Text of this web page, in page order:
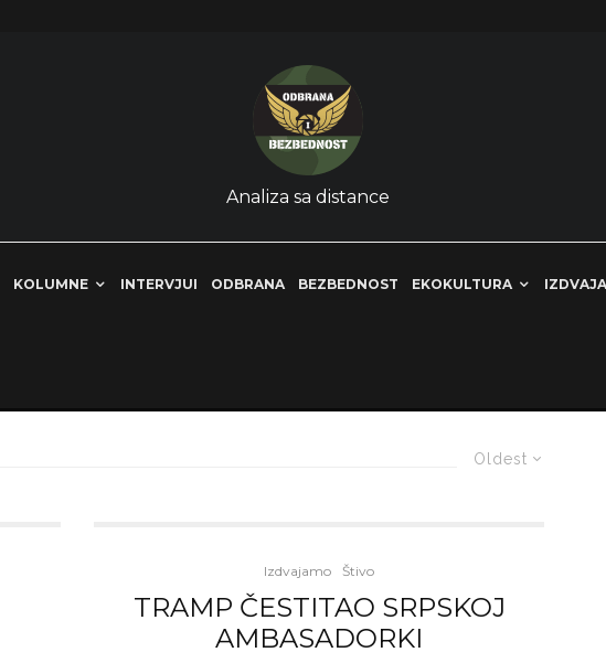
Analiza sa distance
KOLUMNE INTERVJUI ODBRANA BEZBEDNOST EKOKULTURA
Oldest
Izdvajamo Štivo
TRAMP ČESTITAO SRPSKOJ
AMBASADORKI